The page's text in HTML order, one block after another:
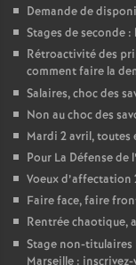
Demande de
Stages de seconde
Rétroactivité des
comment faire la
Salaires, choc des
Non au choc des
Mardi 2 avril, toutes
Pour La Défense de
Voeux
Faire face, faire
Rentrée chaotique,
Stage non-titulaires